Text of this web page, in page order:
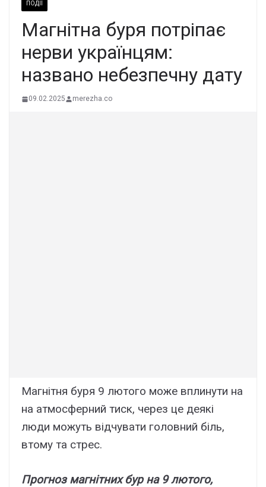
ПОДІЇ
Магнітна буря потріпає
нерви українцям:
названо небезпечну дату
09.02.2025 merezha.co
Магнітня буря 9 лютого може вплинути на
на атмосферний тиск, через це деякі
люди можуть відчувати головний біль,
втому та стрес.
Прогноз магнітних бур на 9 лютого,